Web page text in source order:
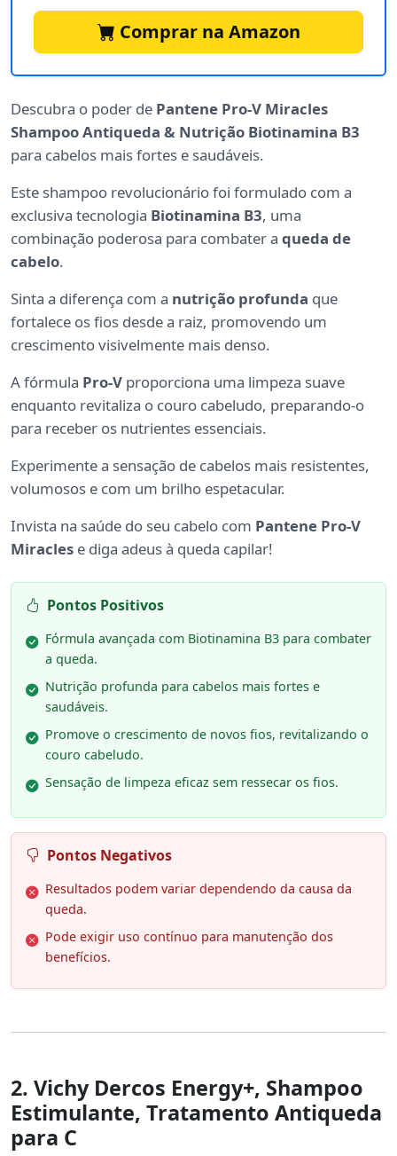
Comprar na Amazon
Descubra o poder de Pantene Pro-V Miracles
Shampoo Antiqueda & Nutrição Biotinamina B3
para cabelos mais fortes e saudáveis.
Este shampoo revolucionário foi formulado com a
exclusiva tecnologia Biotinamina B3, uma
combinação poderosa para combater a queda de
cabelo.
Sinta a diferença com a nutrição profunda que
fortalece os fios desde a raiz, promovendo um
crescimento visivelmente mais denso.
A fórmula Pro-V proporciona uma limpeza suave
enquanto revitaliza o couro cabeludo, preparando-o
para receber os nutrientes essenciais.
Experimente a sensação de cabelos mais resistentes,
volumosos e com um brilho espetacular.
Invista na saúde do seu cabelo com Pantene Pro-V
Miracles e diga adeus à queda capilar!
Pontos Positivos
Fórmula avançada com Biotinamina B3 para combater
a queda.
Nutrição profunda para cabelos mais fortes e
saudáveis.
Promove o crescimento de novos fios, revitalizando o
couro cabeludo.
Sensação de limpeza eficaz sem ressecar os fios.
Pontos Negativos
Resultados podem variar dependendo da causa da
queda.
Pode exigir uso contínuo para manutenção dos
benefícios.
2. Vichy Dercos Energy+, Shampoo
Estimulante, Tratamento Antiqueda
para C